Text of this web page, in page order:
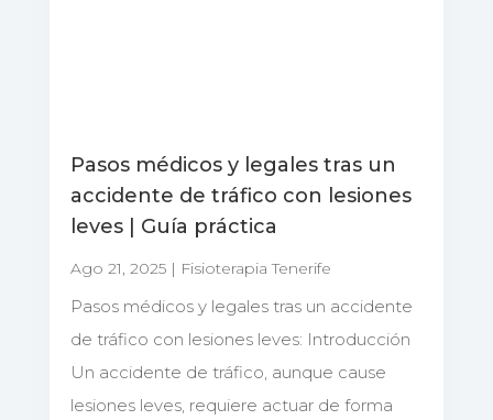
Pasos médicos y legales tras un
accidente de tráfico con lesiones
leves | Guía práctica
Ago 21, 2025| Fisioterapia Tenerife
Pasos médicos y legales tras un accidente
de tráfico con lesiones leves: Introducción
Un accidente de tráfico, aunque cause
lesiones leves, requiere actuar de forma